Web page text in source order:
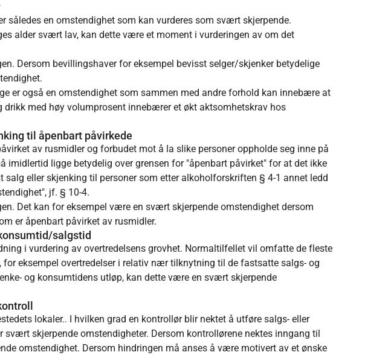
således en omstendighet som kan vurderes som svært skjerpende.
alder svært lav, kan dette være et moment i vurderingen av om det
Dersom bevillingshaver for eksempel bevisst selger/skjenker betydelige
er også en omstendighet som sammen med andre forhold kan innebære at
med høy volumprosent innebærer et økt aktsomhetskrav hos
til åpenbart påvirkede
av rusmidler og forbudet mot å la slike personer oppholde seg inne på
imidlertid ligge betydelig over grensen for "åpenbart påvirket" for at det ikke
eller skjenking til personer som etter alkoholforskriften § 4-1 annet ledd
jf. § 10-4.
Det kan for eksempel være en svært skjerpende omstendighet dersom
er åpenbart påvirket av rusmidler.
salgstid
i vurdering av overtredelsens grovhet. Normaltilfellet vil omfatte de fleste
eksempel overtredelser i relativ nær tilknytning til de fastsatte salgs- og
og konsumtidens utløp, kan dette være en svært skjerpende
lokaler.. I hvilken grad en kontrollør blir nektet å utføre salgs- eller
skjerpende omstendigheter. Dersom kontrollørene nektes inngang til
omstendighet. Dersom hindringen må anses å være motivert av et ønske